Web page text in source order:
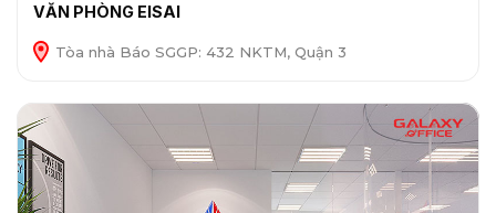
VĂN PHÒNG EISAI
Tòa nhà Báo SGGP: 432 NKTM, Quận 3